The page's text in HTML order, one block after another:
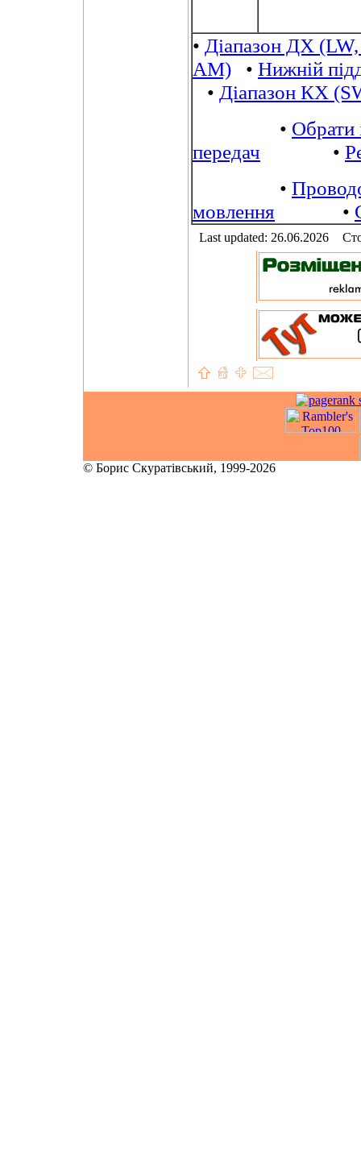
• Діапазон ДХ
AM) • Нижній
• Діапазон КХ
• Обрати
передач •
•
мовлення •
Last updated: 26.06.2026
© Борис Скуратівський, 1999-2026